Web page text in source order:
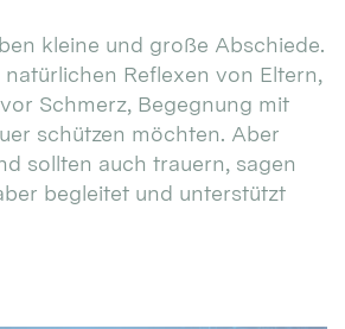
kleine und große Abschiede.
Reflexen von Eltern,
Schmerz, Begegnung mit
schützen möchten. Aber
sollten auch trauern, sagen
begleitet und unterstützt